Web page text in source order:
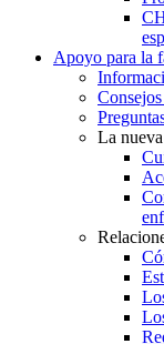
Apoyo para la
La